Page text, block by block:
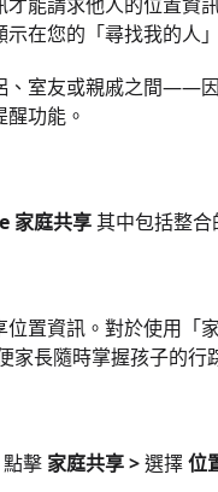
在您的「尋找我的人
室友或親戚之間——
功能。
家庭共享其中包括整合
置資訊。對於使用「
家長隨時掌握孩子的行
點擊 家庭共享 >選擇位